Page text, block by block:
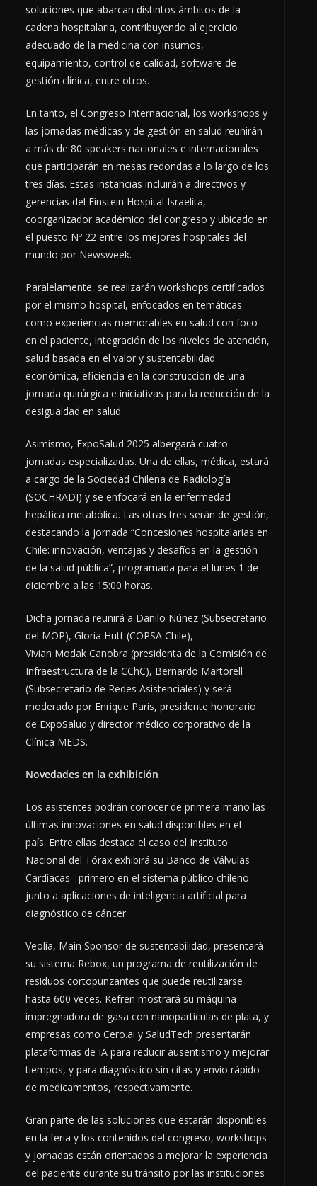
soluciones que abarcan distintos ámbitos de la
cadena hospitalaria, contribuyendo al ejercicio
adecuado de la medicina con insumos,
equipamiento, control de calidad, software de
gestión clínica, entre otros.
En tanto, el Congreso Internacional, los workshops y
las jornadas médicas y de gestión en salud reunirán
a más de 80 speakers nacionales e internacionales
que participarán en mesas redondas a lo largo de los
tres días. Estas instancias incluirán a directivos y
gerencias del Einstein Hospital Israelita,
coorganizador académico del congreso y ubicado en
el puesto Nº 22 entre los mejores hospitales del
mundo por Newsweek.
Paralelamente, se realizarán workshops certificados
por el mismo hospital, enfocados en temáticas
como experiencias memorables en salud con foco
en el paciente, integración de los niveles de atención,
salud basada en el valor y sustentabilidad
económica, eficiencia en la construcción de una
jornada quirúrgica e iniciativas para la reducción de la
desigualdad en salud.
Asimismo, ExpoSalud 2025 albergará cuatro
jornadas especializadas. Una de ellas, médica, estará
a cargo de la Sociedad Chilena de Radiología
(SOCHRADI) y se enfocará en la enfermedad
hepática metabólica. Las otras tres serán de gestión,
destacando la jornada “Concesiones hospitalarias en
Chile: innovación, ventajas y desafíos en la gestión
de la salud pública”, programada para el lunes 1 de
diciembre a las 15:00 horas.
Dicha jornada reunirá a Danilo Núñez (Subsecretario
del MOP), Gloria Hutt (COPSA Chile),
Vivian Modak Canobra (presidenta de la Comisión de
Infraestructura de la CChC), Bernardo Martorell
(Subsecretario de Redes Asistenciales) y será
moderado por Enrique Paris, presidente honorario
de ExpoSalud y director médico corporativo de la
Clínica MEDS.
Novedades en la exhibición
Los asistentes podrán conocer de primera mano las
últimas innovaciones en salud disponibles en el
país. Entre ellas destaca el caso del Instituto
Nacional del Tórax exhibirá su Banco de Válvulas
Cardíacas –primero en el sistema público chileno–
junto a aplicaciones de inteligencia artificial para
diagnóstico de cáncer.
Veolia, Main Sponsor de sustentabilidad, presentará
su sistema Rebox, un programa de reutilización de
residuos cortopunzantes que puede reutilizarse
hasta 600 veces. Kefren mostrará su máquina
impregnadora de gasa con nanopartículas de plata, y
empresas como Cero.ai y SaludTech presentarán
plataformas de IA para reducir ausentismo y mejorar
tiempos, y para diagnóstico sin citas y envío rápido
de medicamentos, respectivamente.
Gran parte de las soluciones que estarán disponibles
en la feria y los contenidos del congreso, workshops
y jornadas están orientados a mejorar la experiencia
del paciente durante su tránsito por las instituciones